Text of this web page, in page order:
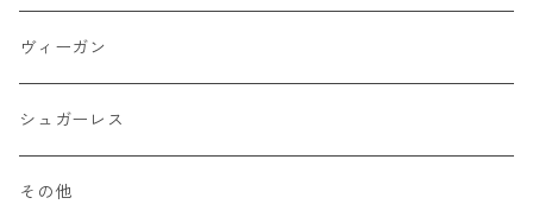
ヴィーガン
シュガーレス
その他